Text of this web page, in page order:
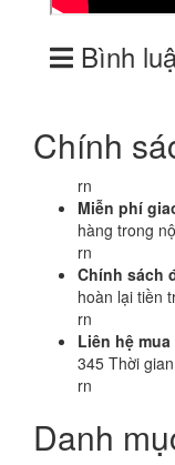
Bình
Chính
rn
Miễn phí
hàng trong
rn
Chính sách
hoàn lại tiền
rn
Liên hệ
345 Thời
rn
Danh